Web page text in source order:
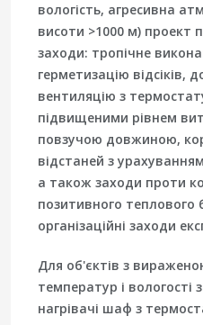
вологість, агресивна
висоти >1000 м) проект
заходи: тропічне
герметизацію відсіків,
вентиляцію з
підвищеними рівнем
повзучою довжиною,
відстаней з
а також заходи проти
позитивного теплового
організаційні заходи
Для об'єктів з
температур і вологості
нагрівачі шаф з